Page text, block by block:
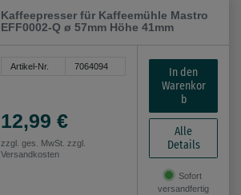
Kaffeepresser für Kaffeemühle Mastro
EFF0002-Q ø 57mm Höhe 41mm
Artikel-Nr. 7064094
12,99 €
zzgl. ges. MwSt. zzgl.
Versandkosten
In den
Warenkor
b
Alle
Details
Sofort
versandfertig